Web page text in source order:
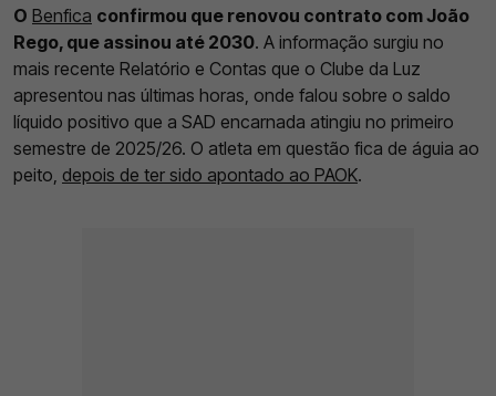
O Benfica confirmou que renovou contrato com João
Rego, que assinou até 2030. A informação surgiu no
mais recente Relatório e Contas que o Clube da Luz
apresentou nas últimas horas, onde falou sobre o saldo
líquido positivo que a SAD encarnada atingiu no primeiro
semestre de 2025/26. O atleta em questão fica de águia ao
peito, depois de ter sido apontado ao PAOK.